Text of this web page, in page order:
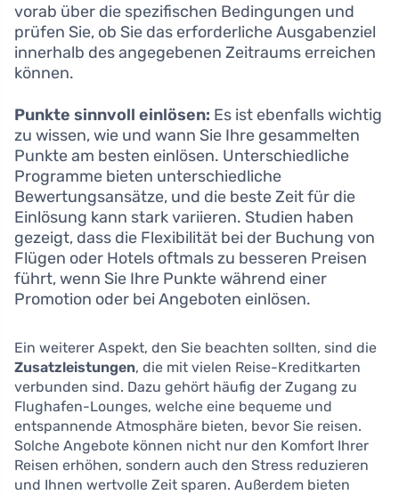
vorab über die spezifischen Bedingungen und
prüfen Sie, ob Sie das erforderliche Ausgabenziel
innerhalb des angegebenen Zeitraums erreichen
können.
Punkte sinnvoll einlösen: Es ist ebenfalls wichtig
zu wissen, wie und wann Sie Ihre gesammelten
Punkte am besten einlösen. Unterschiedliche
Programme bieten unterschiedliche
Bewertungsansätze, und die beste Zeit für die
Einlösung kann stark variieren. Studien haben
gezeigt, dass die Flexibilität bei der Buchung von
Flügen oder Hotels oftmals zu besseren Preisen
führt, wenn Sie Ihre Punkte während einer
Promotion oder bei Angeboten einlösen.
Ein weiterer Aspekt, den Sie beachten sollten, sind die
Zusatzleistungen, die mit vielen Reise-Kreditkarten
verbunden sind. Dazu gehört häufig der Zugang zu
Flughafen-Lounges, welche eine bequeme und
entspannende Atmosphäre bieten, bevor Sie reisen.
Solche Angebote können nicht nur den Komfort Ihrer
Reisen erhöhen, sondern auch den Stress reduzieren
und Ihnen wertvolle Zeit sparen. Außerdem bieten